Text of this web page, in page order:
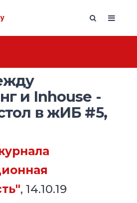
и Inhouse -
в жИБ #5,
, 14.10.19